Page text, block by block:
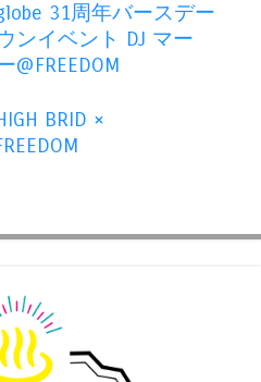
31周年バースデー
ンイベント DJ マー
BRID ×